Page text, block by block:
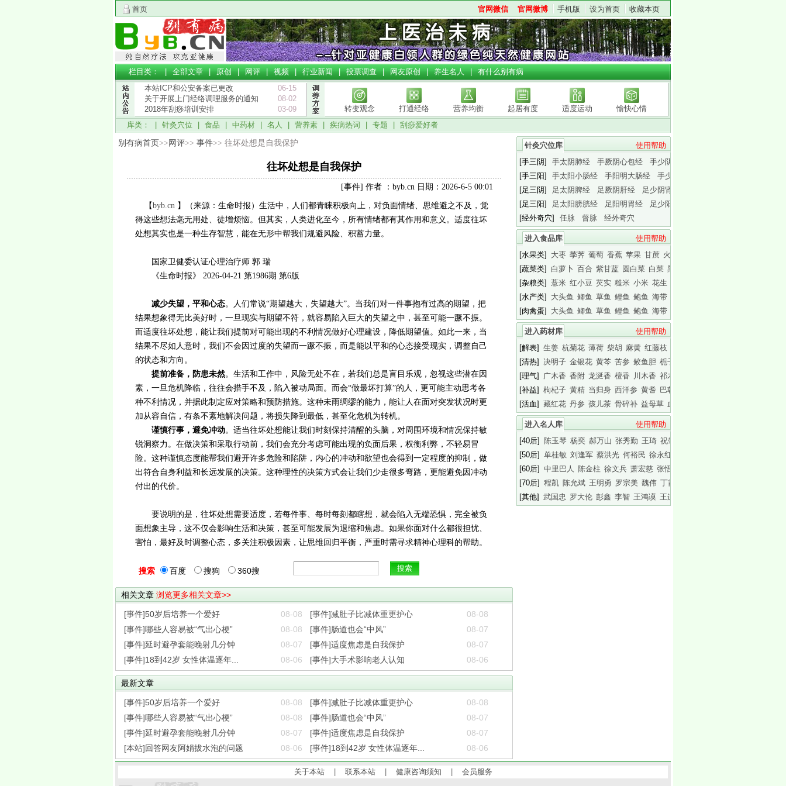
首页 官网微信 官网微博 手机版 设为首页 收藏本页
栏目类： |全部文章|原创|网评|视频|行业新闻|投票调查|网友原创|养生名人|有什么别有病
本站ICP和公安备案已更改
06-15
关于开展上门经络调理服务的通知
08-02
2018年刮痧培训安排
03-09 转变观念 打通经络 营养均衡 起居有度 适度运动
愉快心情
库类： | 针灸穴位 食品 中药材 名人 营养素 疾病热词 专题 刮痧爱好者
别有病首页>> 网评>> 事件>> 往坏处想是自我保护
往坏处想是自我保护
[事件] 作者 ：byb.cn 日期：2026-6-5 00:01
【byb.cn 】（来源：生命时报） 生活中，人们都青睐积极向上，对负面情绪、思维避之不及，觉
得这些想法毫无用处、徒增烦恼。但其实，人类进化至今，所有情绪都有其作用和意义。适度往坏
处想其实也是一种生存智慧，能在无形中帮我们规避风险、积蓄力量。
国家卫健委认证心理治疗师 郭 瑞
《生命时报》 2026-04-21 第1986期 第6版
减少失望，平和心态。人们常说“期望越大，失望越大”。当我们对一件事抱有过高的期望，把
结果想象得无比美好时，一旦现实与期望不符，就容易陷入巨大的失望之中，甚至可能一蹶不振。
而适度往坏处想，能让我们提前对可能出现的不利情况做好心理建设，降低期望值。如此一来，当
结果不尽如人意时，我们不会因过度的失望而一蹶不振，而是能以平和的心态接受现实，调整自己
的状态和方向。
提前准备，防患未然。生活和工作中，风险无处不在，若我们总是盲目乐观，忽视这些潜在因
素，一旦危机降临，往往会措手不及，陷入被动局面。而会“做最坏打算”的人，更可能主动思考各
种不利情况，并据此制定应对策略和预防措施。这种未雨绸缪的能力，能让人在面对突发状况时更
加从容自信，有条不紊地解决问题，将损失降到最低，甚至化危机为转机。
谨慎行事，避免冲动。适当往坏处想能让我们时刻保持清醒的头脑，对周围环境和情况保持敏
锐洞察力。在做决策和采取行动前，我们会充分考虑可能出现的负面后果，权衡利弊，不轻易冒
险。这种谨慎态度能帮我们避开许多危险和陷阱，内心的冲动和欲望也会得到一定程度的抑制，做
出符合自身利益和长远发展的决策。这种理性的决策方式会让我们少走很多弯路，更能避免因冲动
付出的代价。
要说明的是，往坏处想需要适度，若每件事、每时每刻都瞎想，就会陷入无端恐惧，完全被负
面想象主导，这不仅会影响生活和决策，甚至可能发展为退缩和焦虑。如果你面对什么都很担忧、
害怕，最好及时调整心态，多关注积极因素，让思维回归平衡，严重时需寻求精神心理科的帮助。
搜索 百度 搜狗 360搜
相关文章 浏览更多相关文章>>
[事件]50岁后培养一个爱好 08-08 [事件]减肚子比减体重更护心
08-08
[事件]哪些人容易被“气出心梗”
08-08 [事件]肠道也会“中风”
08-07
[事件]延时避孕套能晚射几分钟
08-07 [事件]适度焦虑是自我保护
08-07
[事件]18到42岁 女性体温逐年...
08-06 [事件]大手术影响老人认知 08-06
最新文章
[事件]50岁后培养一个爱好 08-08 [事件]减肚子比减体重更护心
08-08
[事件]哪些人容易被“气出心梗”
08-08 [事件]肠道也会“中风”
08-07
[事件]延时避孕套能晚射几分钟
08-07 [事件]适度焦虑是自我保护
08-07
[本站]回答网友阿娟拔水泡的问题
08-06 [事件]18到42岁 女性体温逐年... 08-06
针灸穴位库
使用帮助
[手三阴]
手太阴肺经 手厥阴心包经
手少阴心经
[手三阳]
手太阳小肠经 手阳明大肠经
手少阳三焦经
[足三阴]
足太阴脾经 足厥阴肝经
足少阴肾经
[足三阳]
足太阳膀胱经 足阳明胃经
足少阳胆经
[经外奇穴]
任脉 督脉 经外奇穴
进入食品库
使用帮助
[水果类]
大枣 荸荠 葡萄 香蕉 苹果 甘蔗 火龙果
[蔬菜类]
白萝卜 百合 紫甘蓝 圆白菜 白菜 黑木耳
[杂粮类] 薏米 红小豆 芡实 糙米 小米 花生
[水产类]
大头鱼 鲫鱼 草鱼 鲤鱼 鲍鱼 海带
[肉禽蛋]
大头鱼 鲫鱼 草鱼 鲤鱼 鲍鱼 海带
进入药材库
使用帮助
[解表] 生姜 杭菊花 薄荷 柴胡 麻黄 红藤枝
[清热] 决明子 金银花 黄芩 苦参 鲛鱼胆 栀子
[理气]
广木香 香附 龙涎香 檀香 川木香 祁木香
[补益] 枸杞子 黄精 当归身 西洋参 黄耆 巴戟天
[活血] 藏红花 丹参 孩儿茶 骨碎补 益母草 血竭
进入名人库
使用帮助
[40后]
陈玉琴 杨奕 郝万山 张秀勤 王琦 祝肇刚
[50后] 单桂敏 刘逢军 蔡洪光 何裕民 徐永红
[60后] 中里巴人 陈金柱 徐文兵 萧宏慈 张悟本
[70后] 程凯 陈允斌 王明勇 罗宗美 魏伟 丁霞
[其他] 武国忠 罗大伦 彭鑫 李智 王鸿谟 王连清
关于本站| 联系本站| 健康咨询须知 会员服务